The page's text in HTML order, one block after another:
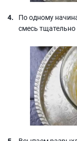
По одному
смесь